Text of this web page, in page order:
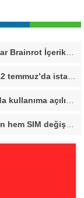
Yapay Zekâ ile Mizahın Sınırlarını Zorluyorlar Brainrot İçerikleriyle Sosyal Medyada Dikkat Çekiyorlar!
Türkiye’nin ilk robot savaşları ligi trbl, 11-12 temmuz’da istanbul’da düzenleniyor!